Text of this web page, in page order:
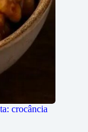
crocância